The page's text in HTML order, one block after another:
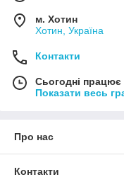
м. Хотин
Хотин, Україна
Контакти
Сьогодні працює
Показати весь
Про нас
Контакти